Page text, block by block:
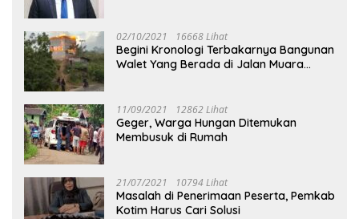
02/10/2021 16668 Lihat
Begini Kronologi Terbakarnya Bangunan
Walet Yang Berada di Jalan Muara
11/09/2021 12862 Lihat
Geger, Warga Hungan Ditemukan
Membusuk di Rumah
21/07/2021 10794 Lihat
Masalah di Penerimaan Peserta, Pemkab
Kotim Harus Cari Solusi